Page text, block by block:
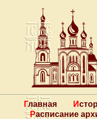
Главная
Расписание